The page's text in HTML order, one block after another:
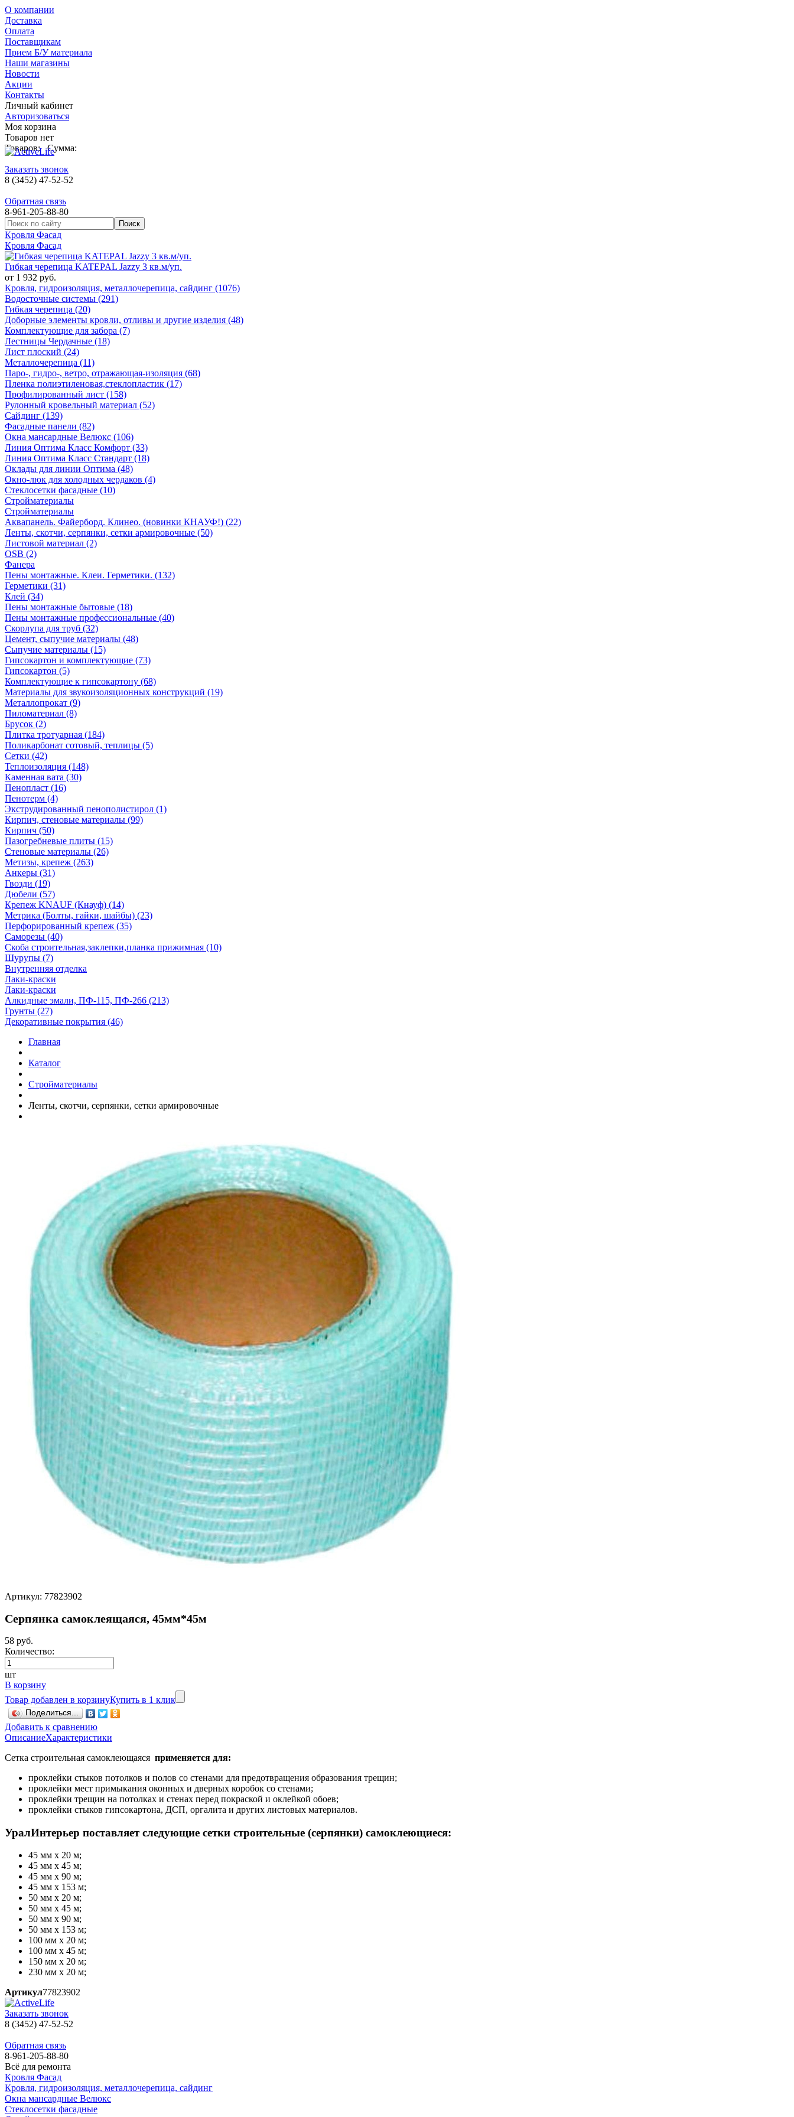
О компании
Доставка
Оплата
Поставщикам
Прием Б/У материала
Наши магазины
Новости
Акции
Контакты
Личный кабинет
Авторизоваться
Моя корзина
Товаров нет
Товаров: Сумма:
Заказать звонок
8 (3452) 47-52-52
Обратная связь
8-961-205-88-80
Кровля Фасад
Кровля Фасад
Гибкая черепица KATEPAL Jazzy 3 кв.м/уп.
от 1 932 руб.
Кровля, гидроизоляция, металлочерепица, сайдинг (1076)
Водосточные системы (291)
Гибкая черепица (20)
Доборные элементы кровли, отливы и другие изделия (48)
Комплектующие для забора (7)
Лестницы Чердачные (18)
Лист плоский (24)
Металлочерепица (11)
Паро-, гидро-, ветро, отражающая-изоляция (68)
Пленка полиэтиленовая,стеклопластик (17)
Профилированный лист (158)
Рулонный кровельный материал (52)
Сайдинг (139)
Фасадные панели (82)
Окна мансардные Велюкс (106)
Линия Оптима Класс Комфорт (33)
Линия Оптима Класс Стандарт (18)
Оклады для линии Оптима (48)
Окно-люк для холодных чердаков (4)
Стеклосетки фасадные (10)
Стройматериалы
Стройматериалы
Аквапанель. Файерборд. Клинео. (новинки КНАУФ!) (22)
Ленты, скотчи, серпянки, сетки армировочные (50)
Листовой материал (2)
OSB (2)
Фанера
Пены монтажные. Клеи. Герметики. (132)
Герметики (31)
Клей (34)
Пены монтажные бытовые (18)
Пены монтажные профессиональные (40)
Скорлупа для труб (32)
Цемент, сыпучие материалы (48)
Сыпучие материалы (15)
Гипсокартон и комплектующие (73)
Гипсокартон (5)
Комплектующие к гипсокартону (68)
Материалы для звукоизоляционных конструкций (19)
Металлопрокат (9)
Пиломатериал (8)
Брусок (2)
Плитка тротуарная (184)
Поликарбонат сотовый, теплицы (5)
Сетки (42)
Теплоизоляция (148)
Каменная вата (30)
Пенопласт (16)
Пенотерм (4)
Экструдированный пенополистирол (1)
Кирпич, стеновые материалы (99)
Кирпич (50)
Пазогребневые плиты (15)
Стеновые материалы (26)
Метизы, крепеж (263)
Анкеры (31)
Гвозди (19)
Дюбели (57)
Крепеж KNAUF (Кнауф) (14)
Метрика (Болты, гайки, шайбы) (23)
Перфорированный крепеж (35)
Саморезы (40)
Скоба строительная,заклепки,планка прижимная (10)
Шурупы (7)
Внутренняя отделка
Лаки-краски
Лаки-краски
Алкидные эмали, ПФ-115, ПФ-266 (213)
Грунты (27)
Декоративные покрытия (46)
Главная
Каталог
Стройматериалы
Ленты, скотчи, серпянки, сетки армировочные
Артикул: 77823902
Серпянка самоклеящаяся, 45мм*45м
58 руб.
Количество:
шт
В корзину
Товар добавлен в корзинуКупить в 1 клик
Поделиться...
Добавить к сравнению
ОписаниеХарактеристики
Сетка строительная самоклеющаяся применяется для:
проклейки стыков потолков и полов со стенами для предотвращения образования трещин;
проклейки мест примыкания оконных и дверных коробок со стенами;
проклейки трещин на потолках и стенах перед покраской и оклейкой обоев;
проклейки стыков гипсокартона, ДСП, оргалита и других листовых материалов.
УралИнтерьер поставляет следующие сетки строительные (серпянки) самоклеющиеся:
45 мм х 20 м;
45 мм х 45 м;
45 мм х 90 м;
45 мм х 153 м;
50 мм х 20 м;
50 мм х 45 м;
50 мм х 90 м;
50 мм х 153 м;
100 мм х 20 м;
100 мм х 45 м;
150 мм х 20 м;
230 мм x 20 м;
Артикул77823902
Заказать звонок
8 (3452) 47-52-52
Обратная связь
8-961-205-88-80
Всё для ремонта
Кровля Фасад
Кровля, гидроизоляция, металлочерепица, сайдинг
Окна мансардные Велюкс
Стеклосетки фасадные